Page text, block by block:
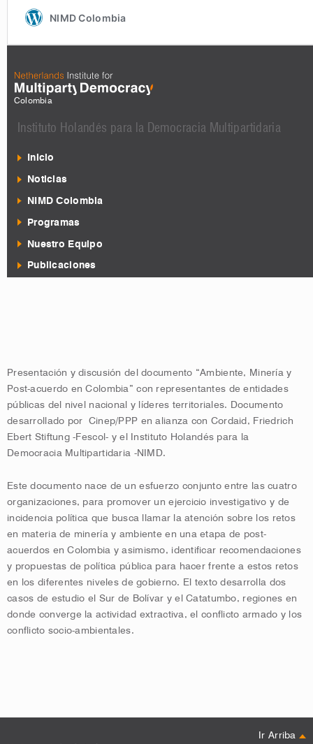
Presentación y discusión del documento “Ambiente, Minería y
Post-acuerdo en Colombia” con representantes de entidades
públicas del nivel nacional y líderes territoriales. Documento
desarrollado por Cinep/PPP en alianza con Cordaid, Friedrich
Ebert Stiftung -Fescol- y el Instituto Holandés para la
Democracia Multipartidaria -NIMD.
Este documento nace de un esfuerzo conjunto entre las cuatro
organizaciones, para promover un ejercicio investigativo y de
incidencia política que busca llamar la atención sobre los retos
en materia de minería y ambiente en una etapa de post-
acuerdos en Colombia y asimismo, identificar recomendaciones
y propuestas de política pública para hacer frente a estos retos
en los diferentes niveles de gobierno. El texto desarrolla dos
casos de estudio el Sur de Bolívar y el Catatumbo, regiones en
donde converge la actividad extractiva, el conflicto armado y los
conflicto socio-ambientales.
Ir Arriba